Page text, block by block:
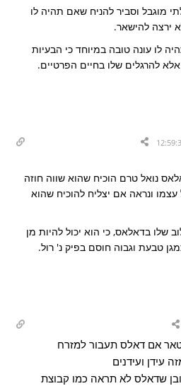
מוגבל וסביר להניח שאם תהיה לו
ירצה להישאר.
לו עונה טובה במיוחד כי הבעיות
להרגלים שלו בחיים הפרטיים.
נואל טרם הוכיח שהוא שווה חוזה
ונראה אם יצליח להוכיח שהוא
שלו בדאלאס, כי הוא יכול להיות מן
טבעת וגבוה חוסם בפיק נ' רול.
אם דאלס תעבור למזרח
עידן ועידנים
שדאלס לא תראה כמו קבוצת